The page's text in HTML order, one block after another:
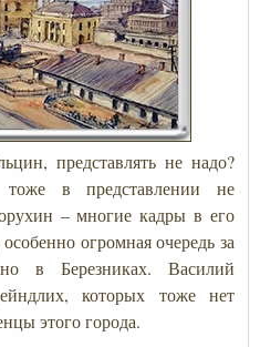
представлять не надо?
в представлении не
– многие кадры в его
огромная очередь за
в Березниках. Василий
которых тоже нет
этого города.